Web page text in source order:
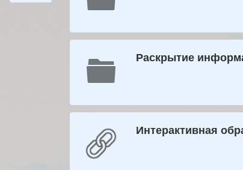
Раскрытие
Интерактивная